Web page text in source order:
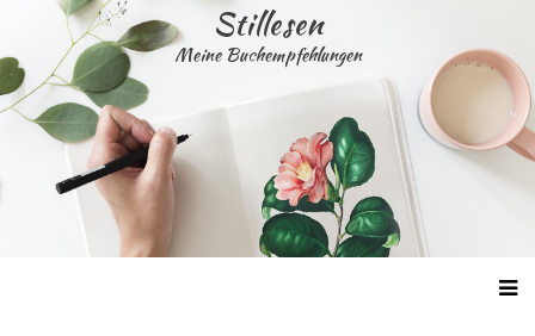
content
Stillesen
Meine Buchempfehlungen